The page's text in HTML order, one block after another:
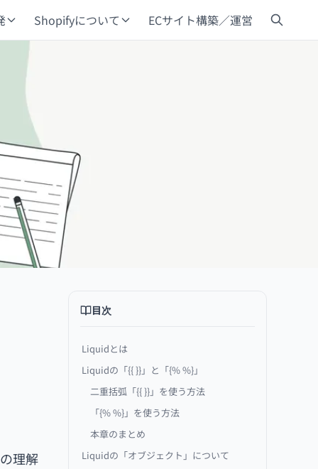
Shopifyについて ECサイト構築／運営
理解
目次
Liquidとは
Liquidの「{{ }}」と「{% %}」
二重括弧「{{ }}」を使う方法
「{% %}」を使う方法
本章のまとめ
Liquidの「オブジェクト」について